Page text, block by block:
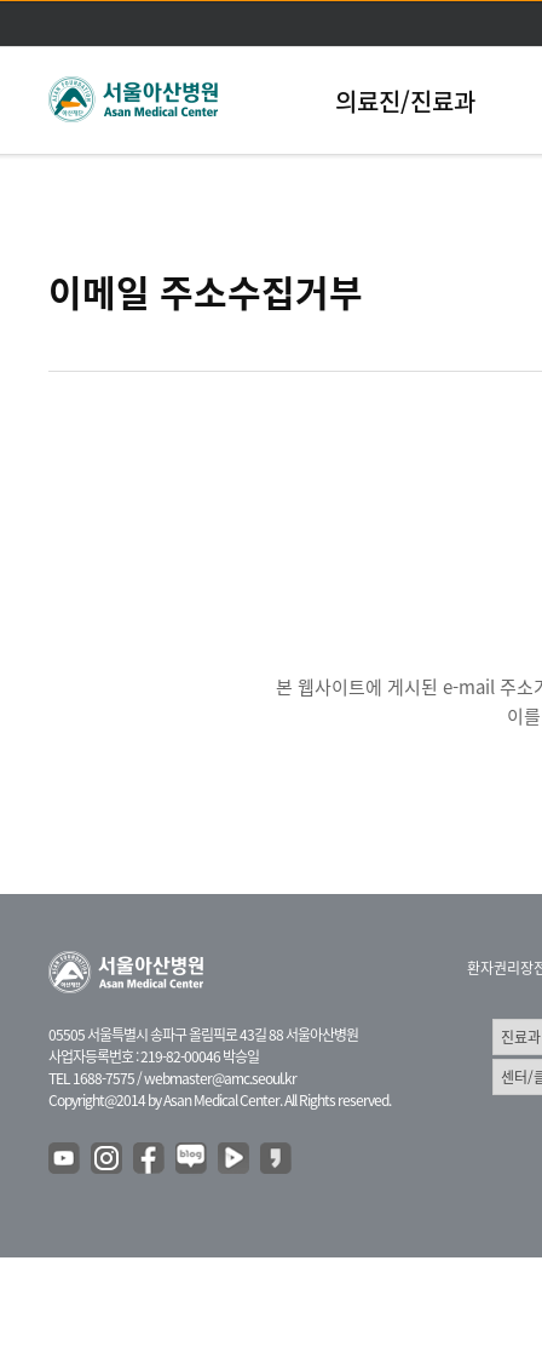
본문바로가기
의료진/진료과
이메일 주소수집거부
본 웹사이트에 게시된 e-mail 주소
이
05505 서울특별시 송파구 올림픽로 43길 88 서울아산병원
사업자등록번호 : 219-82-00046 박승일
TEL 1688-7575 /webmaster@amc.seoul.kr
Copyright@2014 by Asan Medical Center. All Rights reserved.
환자권리장